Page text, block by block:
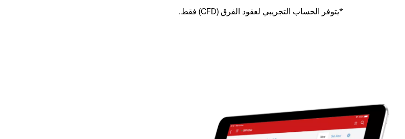
*يتوفر الحساب التجريبي لعقود الفرق (CFD) فقط.